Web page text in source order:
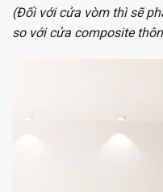
(Đối với cửa vòm thì sẽ
so với cửa composite